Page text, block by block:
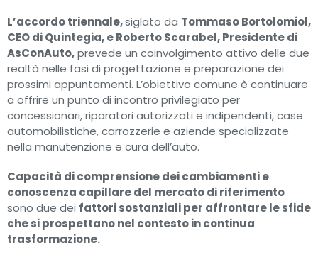
L’accordo triennale,siglato da Tommaso Bortolomiol,
CEO di Quintegia, e Roberto Scarabel, Presidente di
AsConAuto,prevede un coinvolgimento attivo delle due
realtà nelle fasi di progettazione e preparazione dei
prossimi appuntamenti. L’obiettivo comune è continuare
a offrire un punto di incontro privilegiato per
concessionari, riparatori autorizzati e indipendenti, case
automobilistiche, carrozzerie e aziende specializzate
nella manutenzione e cura dell’auto.
Capacità di comprensione dei cambiamenti e
conoscenza capillare del mercato di riferimento
sono due dei fattori sostanziali per affrontare le sfide
che si prospettano nel contesto in continua
trasformazione.